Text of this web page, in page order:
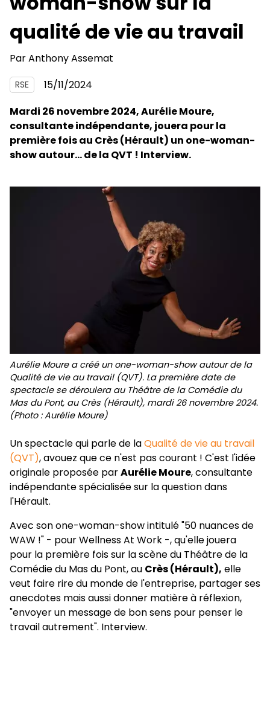
qualité de vie au travail
ParAnthony Assemat
RSE
15/11/2024
Mardi 26 novembre 2024, Aurélie Moure,
consultante indépendante, jouera pour la
première fois au Crès (Hérault) un one-woman-
show autour... de la QVT ! Interview.
Aurélie Moure a créé un one-woman-show autour de la
Qualité de vie au travail (QVT). La première date de
spectacle se déroulera au Théâtre de la Comédie du
Mas du Pont, au Crès (Hérault), mardi 26 novembre 2024.
(Photo : Aurélie Moure)
Un spectacle qui parle de laQualité de vie au travail
(QVT), avouez que ce n'est pas courant ! C'est l'idée
originale proposée parAurélie Moure, consultante
indépendante spécialisée sur la question dans
l'Hérault.
Avec son one-woman-show intitulé "50 nuances de
WAW !" - pour Wellness At Work -, qu'elle jouera
pour la première fois sur la scène du Théâtre de la
Comédie du Mas du Pont, au Crès (Hérault), elle
veut faire rire du monde de l'entreprise, partager ses
anecdotes mais aussi donner matière à réflexion,
"envoyer un message de bon sens pour penser le
travail autrement". Interview.